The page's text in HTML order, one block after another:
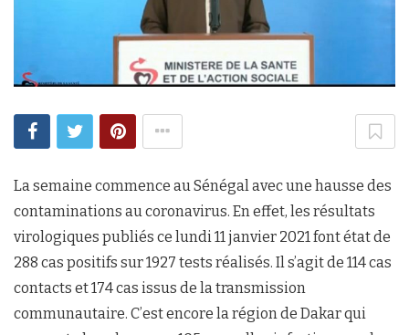
La semaine commence au Sénégal avec une hausse des
contaminations au coronavirus. En effet, les résultats
virologiques publiés ce lundi 11 janvier 2021 font état de
288 cas positifs sur 1927 tests réalisés. Il s’agit de 114 cas
contacts et 174 cas issus de la transmission
communautaire. C’est encore la région de Dakar qui